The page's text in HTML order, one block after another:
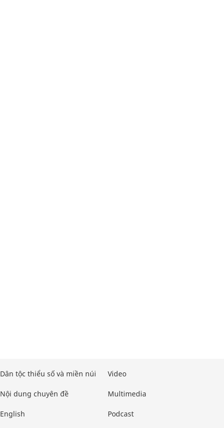
Dân tộc thiểu số và miền núi
Nội dung chuyên đề
English
Video
Multimedia
Podcast